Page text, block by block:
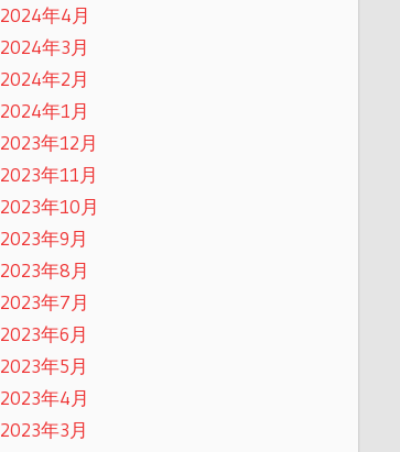
2024年4月
2024年3月
2024年2月
2024年1月
2023年12月
2023年11月
2023年10月
2023年9月
2023年8月
2023年7月
2023年6月
2023年5月
2023年4月
2023年3月